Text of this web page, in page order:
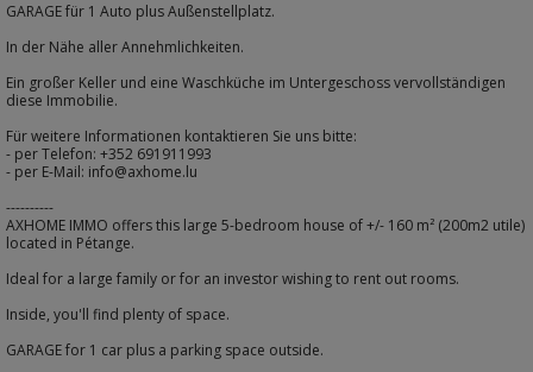
GARAGE für 1 Auto plus Außenstellplatz.
In der Nähe aller Annehmlichkeiten.
Ein großer Keller und eine Waschküche im Untergeschoss vervollständigen
diese Immobilie.
Für weitere Informationen kontaktieren Sie uns bitte:
- per Telefon: +352 691911993
- per E-Mail: info@axhome.lu
----------
AXHOME IMMO offers this large 5-bedroom house of +/- 160 m² (200m2 utile)
located in Pétange.
Ideal for a large family or for an investor wishing to rent out rooms.
Inside, you'll find plenty of space.
GARAGE for 1 car plus a parking space outside.